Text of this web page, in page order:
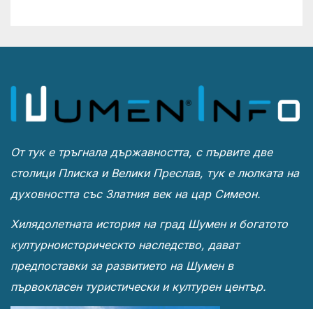
От тук е тръгнала държавността, с първите две
столици Плиска и Велики Преслав, тук е люлката на
духовността със Златния век на цар Симеон.
Хилядолетната история на град Шумен и богатото
културноисторическто наследство, дават
предпоставки за развитието на Шумен в
първокласен туристически и културен център.